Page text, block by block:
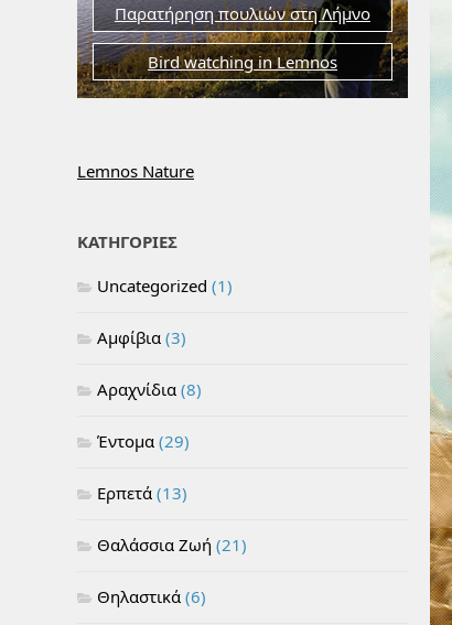
Παρατήρηση πουλιών στη Λήμνο
Bird watching in Lemnos
Lemnos Nature
ΚΑΤΗΓΟΡΙΕΣ
Uncategorized (1)
Αμφίβια (3)
Αραχνίδια (8)
Έντομα (29)
Ερπετά (13)
Θαλάσσια Ζωή (21)
Θηλαστικά (6)